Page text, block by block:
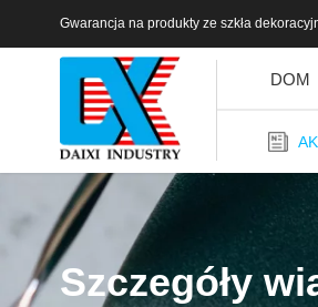
Gwarancja na produkty ze szkła
DOM
Szczegóły